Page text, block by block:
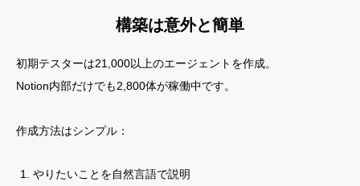
構築は意外と簡単
初期テスターは21,000以上のエージェントを作成。
Notion内部だけでも2,800体が稼働中です。
作成方法はシンプル：
やりたいことを自然言語で説明